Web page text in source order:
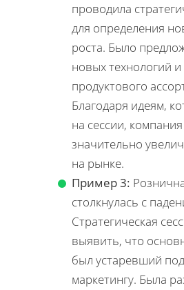
проводила
для определения
роста. Было
новых технологий
продуктового
Благодаря идеям,
на сессии,
значительно
на рынке.
Пример 3:
столкнулась с
Стратегическая
выявить, что
был устаревший
маркетингу. Была